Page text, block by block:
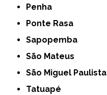
Penha
Ponte Rasa
Sapopemba
São Mateus
São Miguel Paulista
Tatuapé